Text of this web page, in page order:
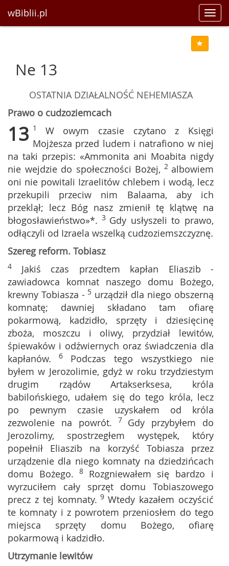
wBiblii.pl
Ne 13
OSTATNIA DZIAŁALNOŚĆ NEHEMIASZA
Prawo o cudzoziemcach
13 1 W owym czasie czytano z Księgi
Mojżesza przed ludem i natrafiono w niej
na taki przepis: «Ammonita ani Moabita nigdy
nie wejdzie do społeczności Bożej, 2 albowiem
oni nie powitali Izraelitów chlebem i wodą, lecz
przekupili przeciw nim Balaama, aby ich
przeklął; lecz Bóg nasz zmienił tę klątwę na
błogosławieństwo»*. 3 Gdy usłyszeli to prawo,
odłączyli od Izraela wszelką cudzoziemszczyznę.
Szereg reform. Tobiasz
4 Jakiś czas przedtem kapłan Eliaszib -
zawiadowca komnat naszego domu Bożego,
krewny Tobiasza - 5 urządził dla niego obszerną
komnatę; dawniej składano tam ofiarę
pokarmową, kadzidło, sprzęty i dziesięcinę
zboża, moszczu i oliwy, przydział lewitów,
śpiewaków i odźwiernych oraz świadczenia dla
kapłanów. 6 Podczas tego wszystkiego nie
byłem w Jerozolimie, gdyż w roku trzydziestym
drugim rządów Artakserksesa, króla
babilońskiego, udałem się do tego króla, lecz
po pewnym czasie uzyskałem od króla
zezwolenie na powrót. 7 Gdy przybyłem do
Jerozolimy, spostrzegłem występek, który
popełnił Eliaszib na korzyść Tobiasza przez
urządzenie dla niego komnaty na dziedzińcach
domu Bożego. 8 Rozgniewałem się bardzo i
wyrzuciłem cały sprzęt domu Tobiaszowego
precz z tej komnaty. 9Wtedy kazałem oczyścić
te komnaty i z powrotem przeniosłem do tego
miejsca sprzęty domu Bożego, ofiarę
pokarmową i kadzidło.
Utrzymanie lewitów